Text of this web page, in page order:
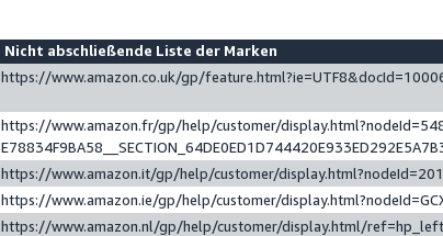
Nicht abschließende Liste der Marken
https://www.amazon.co.uk/gp/
https://www.amazon.fr/gp/help/customer/
https://www.amazon.it/gp/help/customer/
https://www.amazon.ie/gp/help/customer/
https://www.amazon.nl/gp/help/customer/display.html/